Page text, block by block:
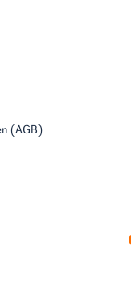
(AGB)